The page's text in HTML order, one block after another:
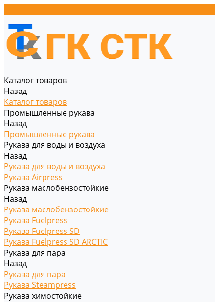
Каталог товаров
Назад
Каталог товаров
Промышленные рукава
Назад
Промышленные рукава
Рукава для воды и воздуха
Назад
Рукава для воды и воздуха
Рукава Airpress
Рукава маслобензостойкие
Назад
Рукава маслобензостойкие
Рукава Fuelpress
Рукава Fuelpress SD
Рукава Fuelpress SD ARCTIC
Рукава для пара
Назад
Рукава для пара
Рукава Steampress
Рукава химостойкие